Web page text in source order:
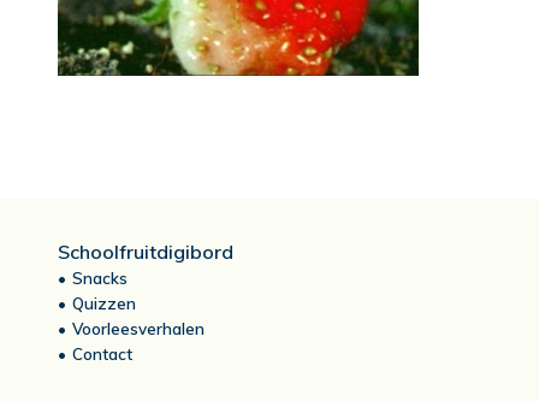
Schoolfruitdigibord
Snacks
Quizzen
Voorleesverhalen
Contact